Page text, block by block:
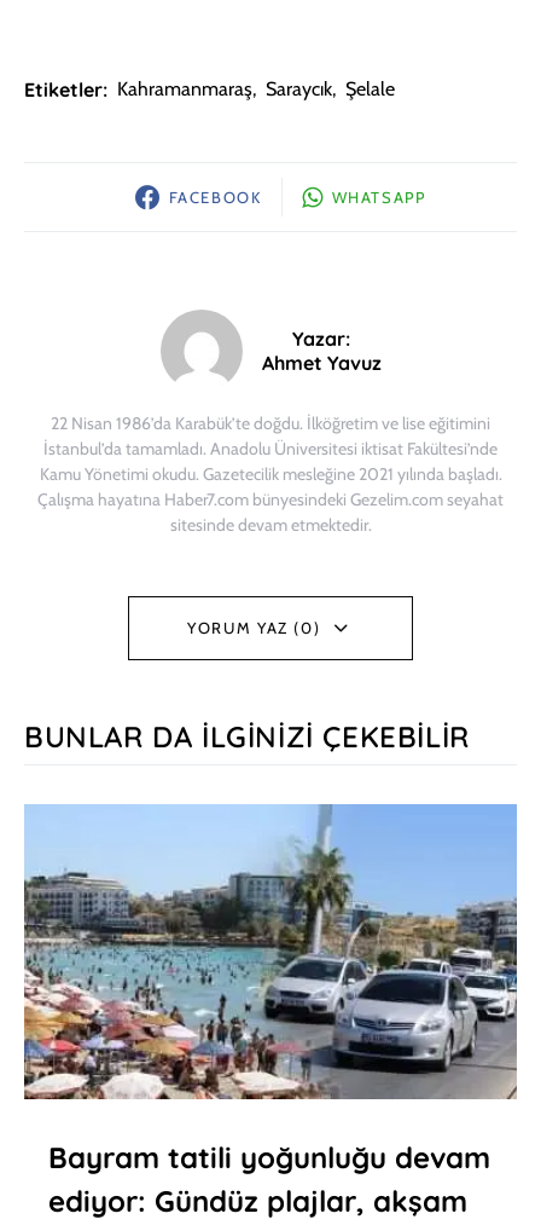
Etiketler: Kahramanmaraş, Saraycık, Şelale
FACEBOOK WHATSAPP
Yazar:
Ahmet Yavuz
22 Nisan 1986’da Karabük’te doğdu. İlköğretim ve lise eğitimini
İstanbul’da tamamladı. Anadolu Üniversitesi iktisat Fakültesi’nde
Kamu Yönetimi okudu. Gazetecilik mesleğine 2021 yılında başladı.
Çalışma hayatına Haber7.com bünyesindeki Gezelim.com seyahat
sitesinde devam etmektedir.
YORUM YAZ (0)
BUNLAR DA İLGINIZI ÇEKEBILIR
Bayram tatili yoğunluğu devam
ediyor: Gündüz plajlar, akşam